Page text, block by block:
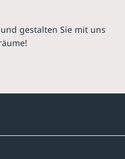
gestalten Sie mit uns